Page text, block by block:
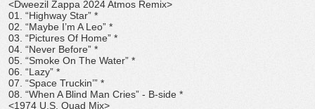
<Dweezil Zappa 2024 Atmos Remix>
01. “Highway Star” *
02. “Maybe I’m A Leo” *
03. “Pictures Of Home” *
04. “Never Before” *
05. “Smoke On The Water” *
06. “Lazy” *
07. “Space Truckin’” *
08. “When A Blind Man Cries” - B-side *
<1974 U.S. Quad Mix>